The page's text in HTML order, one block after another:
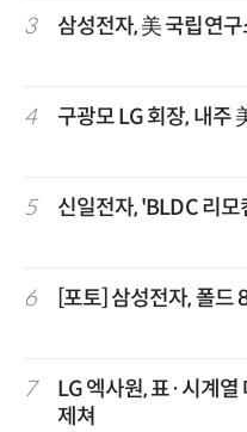
3 삼성전자, 美 국립연
4 구광모 LG 회장, 내주
5 신일전자, 'BLDC 리모
6 [포토] 삼성전자, 폴드
7
LG 엑사원, 표·시계
제쳐